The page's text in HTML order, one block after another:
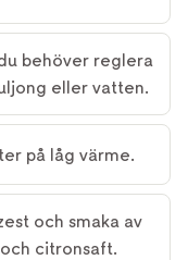
behöver reglera
eller vatten.
på låg värme.
och smaka av
citronsaft.